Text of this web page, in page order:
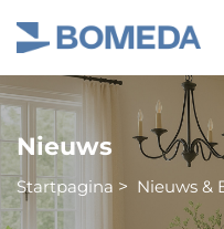
Nieuws
Startpagina > Nieuws &